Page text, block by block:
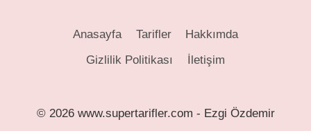
Anasayfa Tarifler
Hakkımda
Gizlilik Politikası
İletişim
© 2026 www.supertarifler.com - Ezgi Özdemir